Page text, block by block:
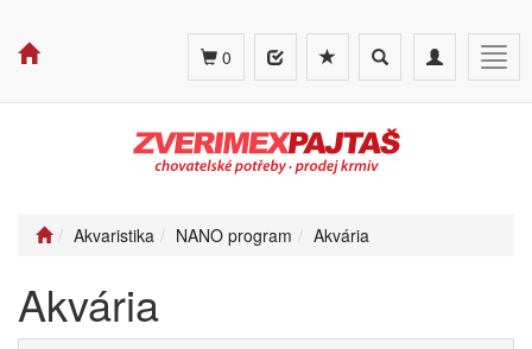
Toggle
navigation
Toggle
search
0
Akvaristika NANO program Akvária
Akvária